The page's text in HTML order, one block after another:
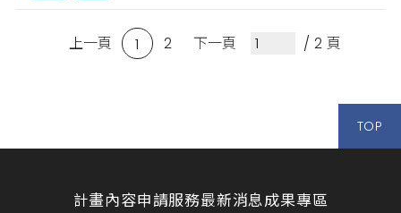
上一頁 1 2 下一頁 / 2 頁
TOP
計畫內容申請服務最新消息成果專區